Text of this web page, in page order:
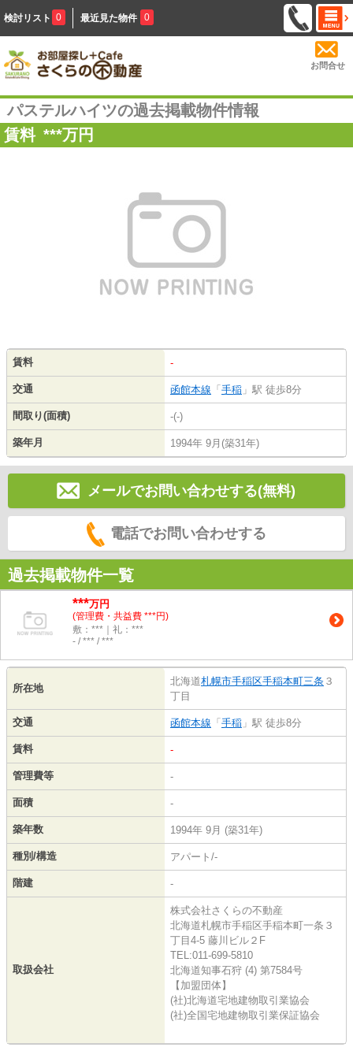
検討リスト 0 最近見た物件 0
お問合せ
パステルハイツの過去掲載物件情報
賃料 ***万円
賃料 -
交通 函館本線 「 手稲 」駅 徒歩8分
間取り(面積) -(-)
築年月 1994年 9月(築31年)
メールでお問い合わせする(無料)
電話でお問い合わせする
過去掲載物件一覧
***万円
(管理費・共益費 ***円)
敷：***｜礼：***
- / *** / ***
所在地
北海道札幌市手稲区手稲本町三条 ３
丁目
交通 函館本線 「 手稲 」駅 徒歩8分
賃料 -
管理費等 -
面積 -
築年数 1994年 9月 (築31年)
種別/構造 アパート/-
階建 -
取扱会社
株式会社さくらの不動産
北海道札幌市手稲区手稲本町一条３
丁目4-5 藤川ビル２F
TEL:011-699-5810
北海道知事石狩 (4) 第7584号
【加盟団体】
(社)北海道宅地建物取引業協会
(社)全国宅地建物取引業保証協会